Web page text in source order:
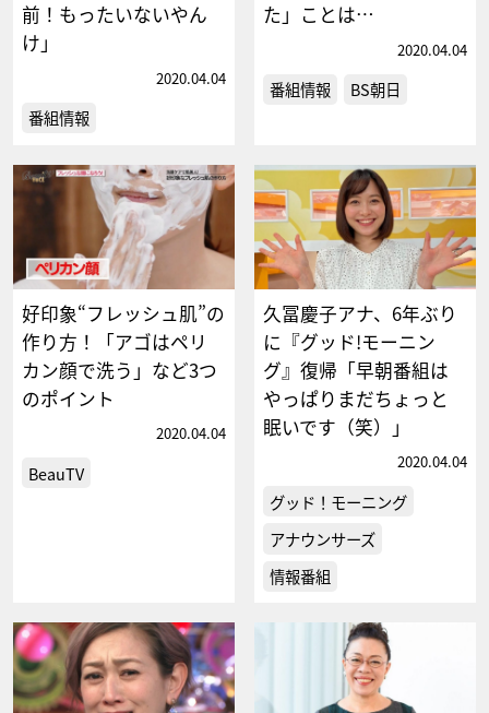
前！もったいないやん
け」
2020.04.04
番組情報
た」ことは…
2020.04.04
番組情報 BS朝日
好印象“フレッシュ肌”の
作り方！「アゴはペリ
カン顔で洗う」など3つ
のポイント
2020.04.04
BeauTV
久冨慶子アナ、6年ぶり
に『グッド!モーニン
グ』復帰「早朝番組は
やっぱりまだちょっと
眠いです（笑）」
2020.04.04
グッド！モーニング
アナウンサーズ
情報番組